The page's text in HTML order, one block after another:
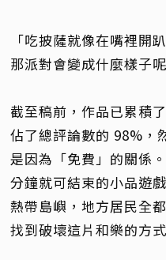
「吃披薩就像在嘴裡開
那派對會變成什麼樣子呢
截至稿前，作品已累積
佔了總評論數的 98%，
是因為「免費」的關係
分鐘就可結束的小品遊
熱帶島嶼，地方居民全
找到破壞這片和樂的方